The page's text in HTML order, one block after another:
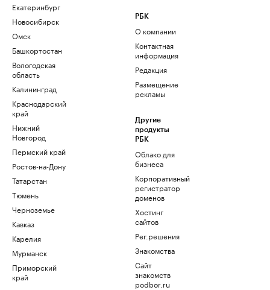
Екатеринбург
Новосибирск
Омск
Башкортостан
Вологодская
область
Калининград
Краснодарский
край
Нижний
Новгород
Пермский край
Ростов-на-Дону
Татарстан
Тюмень
Черноземье
Кавказ
Карелия
Мурманск
Приморский
край
РБК
О компании
Контактная
информация
Редакция
Размещение
рекламы
Другие
продукты
РБК
Облако для
бизнеса
Корпоративный
регистратор
доменов
Хостинг
сайтов
Рег.решения
Знакомства
Сайт
знакомств
podbor.ru